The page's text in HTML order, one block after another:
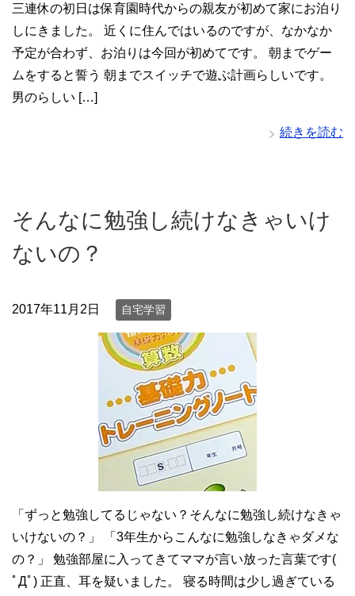
三連休の初日は保育園時代からの親友が初めて家にお泊り
しにきました。 近くに住んではいるのですが、なかなか
予定が合わず、お泊りは今回が初めてです。 朝までゲー
ムをすると誓う 朝までスイッチで遊ぶ計画らしいです。
男のらしい […]
続きを読む
そんなに勉強し続けなきゃいけ
ないの？
2017年11月2日 自宅学習
「ずっと勉強してるじゃない？そんなに勉強し続けなきゃ
いけないの？」 「3年生からこんなに勉強しなきゃダメな
の？」 勉強部屋に入ってきてママが言い放った言葉です(
ﾟДﾟ) 正直、耳を疑いました。 寝る時間は少し過ぎている